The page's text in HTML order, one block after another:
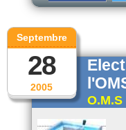
2005
Septembre
28
O.M.S